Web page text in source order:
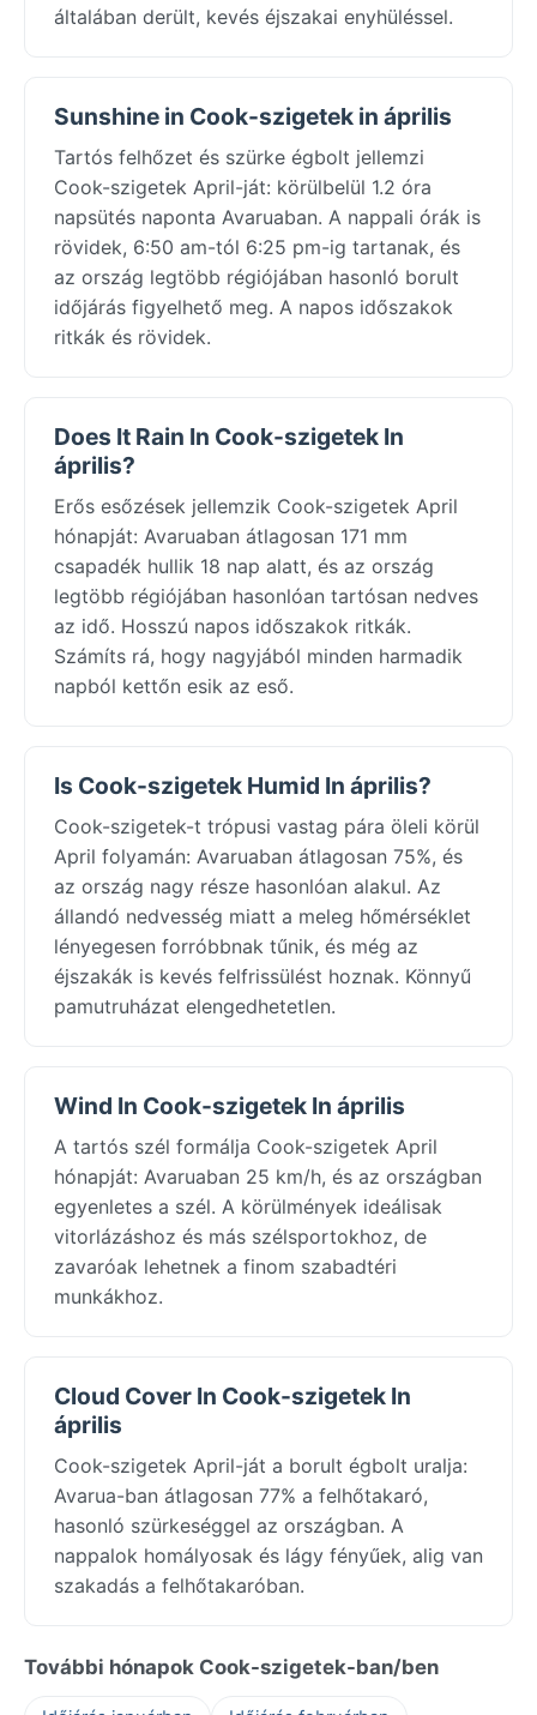
általában derült, kevés éjszakai enyhüléssel.
Sunshine in Cook-szigetek in április
Tartós felhőzet és szürke égbolt jellemzi
Cook-szigetek April-ját: körülbelül 1.2 óra
napsütés naponta Avaruaban. A nappali órák is
rövidek, 6:50 am-tól 6:25 pm-ig tartanak, és
az ország legtöbb régiójában hasonló borult
időjárás figyelhető meg. A napos időszakok
ritkák és rövidek.
Does It Rain In Cook-szigetek In
április?
Erős esőzések jellemzik Cook-szigetek April
hónapját: Avaruaban átlagosan 171 mm
csapadék hullik 18 nap alatt, és az ország
legtöbb régiójában hasonlóan tartósan nedves
az idő. Hosszú napos időszakok ritkák.
Számíts rá, hogy nagyjából minden harmadik
napból kettőn esik az eső.
Is Cook-szigetek Humid In április?
Cook-szigetek-t trópusi vastag pára öleli körül
April folyamán: Avaruaban átlagosan 75%, és
az ország nagy része hasonlóan alakul. Az
állandó nedvesség miatt a meleg hőmérséklet
lényegesen forróbbnak tűnik, és még az
éjszakák is kevés felfrissülést hoznak. Könnyű
pamutruházat elengedhetetlen.
Wind In Cook-szigetek In április
A tartós szél formálja Cook-szigetek April
hónapját: Avaruaban 25 km/h, és az országban
egyenletes a szél. A körülmények ideálisak
vitorlázáshoz és más szélsportokhoz, de
zavaróak lehetnek a finom szabadtéri
munkákhoz.
Cloud Cover In Cook-szigetek In
április
Cook-szigetek April-ját a borult égbolt uralja:
Avarua-ban átlagosan 77% a felhőtakaró,
hasonló szürkeséggel az országban. A
nappalok homályosak és lágy fényűek, alig van
szakadás a felhőtakaróban.
További hónapok Cook-szigetek-ban/ben